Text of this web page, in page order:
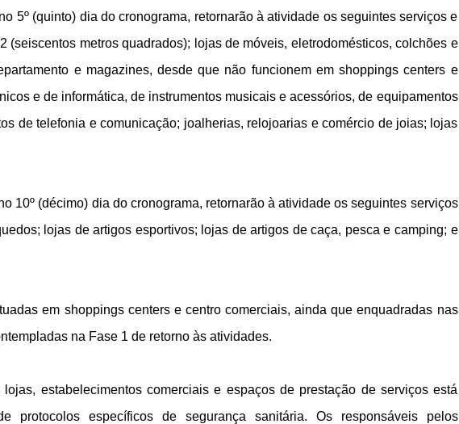
5º (quinto) dia do cronograma, retornarão à atividade os seguintes serviços e
(seiscentos metros quadrados); lojas de móveis, eletrodomésticos, colchões e
e magazines, desde que não funcionem em shoppings centers e
e de informática, de instrumentos musicais e acessórios, de equipamentos
de telefonia e comunicação; joalherias, relojoarias e comércio de joias; lojas
10º (décimo) dia do cronograma, retornarão à atividade os seguintes serviços
lojas de artigos esportivos; lojas de artigos de caça, pesca e camping; e
em shoppings centers e centro comerciais, ainda que enquadradas nas
na Fase 1 de retorno às atividades.
estabelecimentos comerciais e espaços de prestação de serviços está
protocolos específicos de segurança sanitária. Os responsáveis pelos